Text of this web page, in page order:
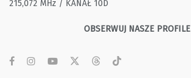
215,072 MHz / KANAŁ 10D
OBSERWUJ NASZE PROFILE